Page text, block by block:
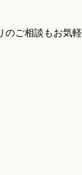
のご相談もお気軽